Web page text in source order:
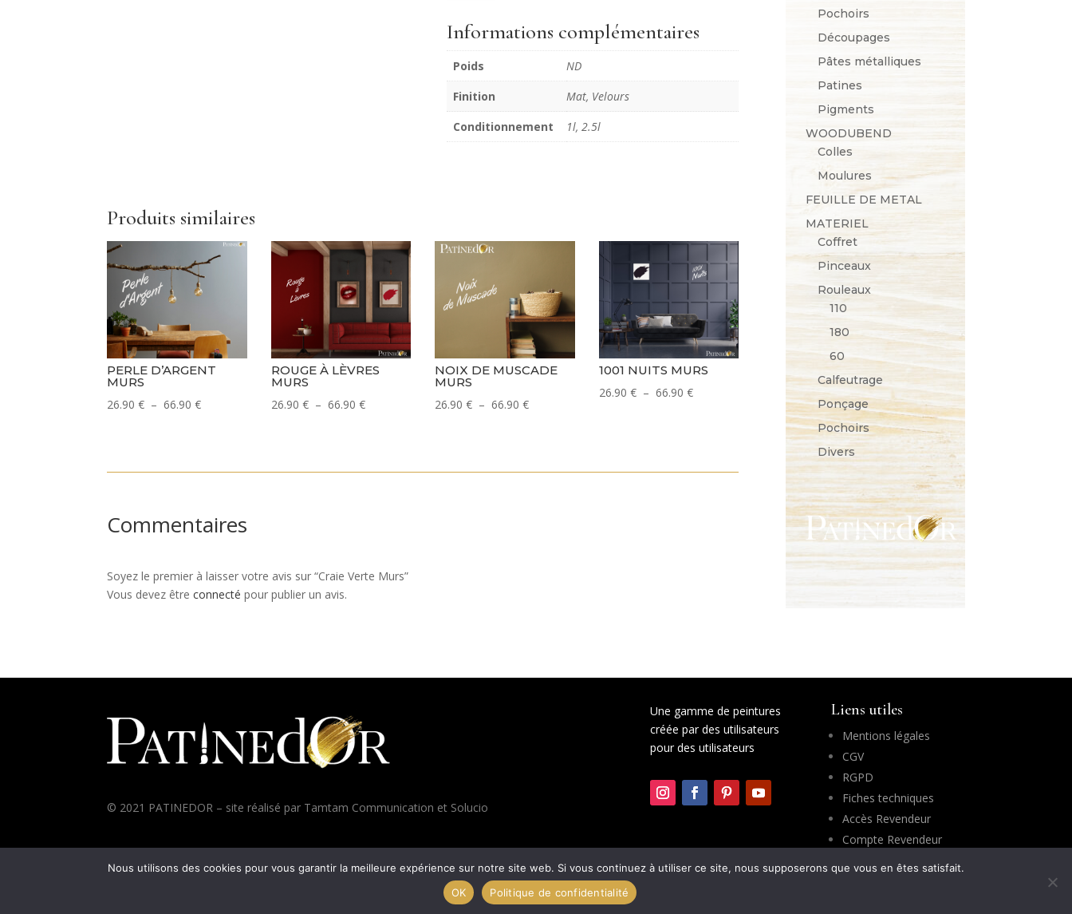
Murs
Informations complémentaires
Poids
ND
Finition
Mat, Velours
Conditionnement
1l, 2.5l
Produits similaires
PERLE D’ARGENT
MURS
26.90€ – 66.90€Plage
ROUGE À LÈVRES
MURS
26.90 € – 66.90 €Plage
NOIX DE MUSCADE
MURS
26.90€ – 66.90€Plage
1001 NUITS MURS
26.90 € – 66.90 €Plage
à
Commentaires
Soyez le premier à laisser votre avis sur “Craie Verte Murs”
Vous devez êtreconnecté pour publier un avis.
Pochoirs
Découpages
Pâtes métalliques
Patines
Pigments
WOODUBEND
Colles
Moulures
FEUILLE DE METAL
MATERIEL
Coffret
Pinceaux
Rouleaux
110
180
60
Calfeutrage
Ponçage
Pochoirs
Divers
© 2021 PATINEDOR – site réalisé par Tamtam Communication et Solucio
Une gamme de peintures
créée par des utilisateurs
pour des utilisateurs
Liens utiles
Mentions légales
CGV
RGPD
Fiches techniques
Accès Revendeur
Compte Revendeur
Nous utilisons des cookies pour vous garantir la meilleure expérience sur notre site web. Si vous continuez à utiliser ce site, nous supposerons que vous en êtes satisfait.
OK
Politique de confidentialité